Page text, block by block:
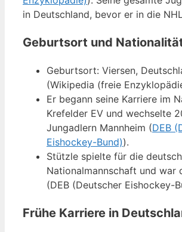
in Deutschland, bevor er in die
Geburtsort und
Geburtsort: Viersen,
(Wikipedia (freie
Er begann seine Karriere im
Krefelder EV und wechselte
Jungadlern Mannheim (DEB
Eishockey-Bund)).
Stützle spielte für die
Nationalmannschaft und war
(DEB (Deutscher Eishockey-
Frühe Karriere in